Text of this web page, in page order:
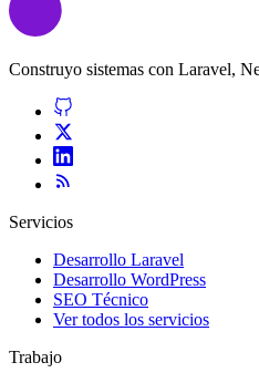
Construyo sistemas con Laravel,
Servicios
Desarrollo Laravel
Desarrollo WordPress
SEO Técnico
Ver todos los servicios
Trabajo